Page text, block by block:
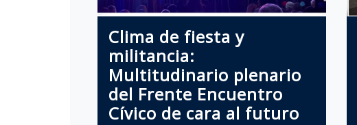
Clima de fiesta y
militancia:
Multitudinario plenario
del Frente Encuentro
Cívico de cara al futuro